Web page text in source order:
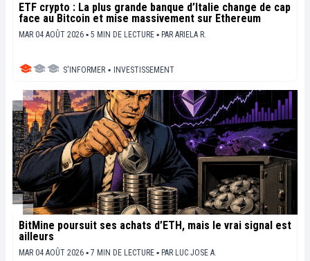
ETF crypto : La plus grande banque d’Italie change de cap
face au Bitcoin et mise massivement sur Ethereum
MAR 04 AOÛT 2026 ▪ 5 MIN DE LECTURE ▪ PAR ARIELA R.
S'INFORMER ▪ INVESTISSEMENT
BitMine poursuit ses achats d’ETH, mais le vrai signal est
ailleurs
MAR 04 AOÛT 2026 ▪ 7 MIN DE LECTURE ▪ PAR LUC JOSE A.